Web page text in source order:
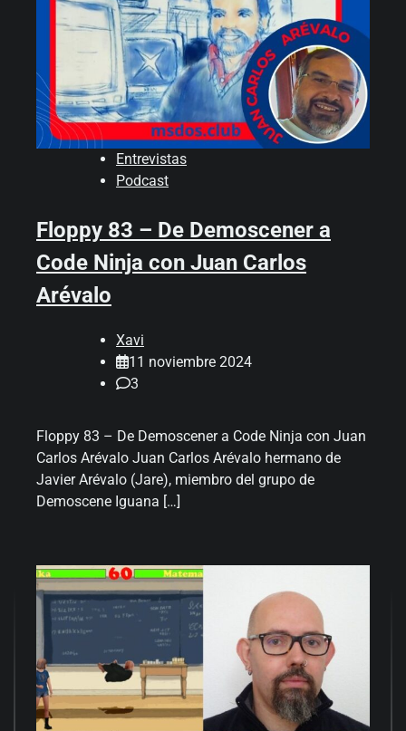
Entrevistas
Podcast
Floppy 83 – De Demoscener a
Code Ninja con Juan Carlos
Arévalo
Xavi
11 noviembre 2024
3
Floppy 83 – De Demoscener a Code Ninja con Juan
Carlos Arévalo Juan Carlos Arévalo hermano de
Javier Arévalo (Jare), miembro del grupo de
Demoscene Iguana […]